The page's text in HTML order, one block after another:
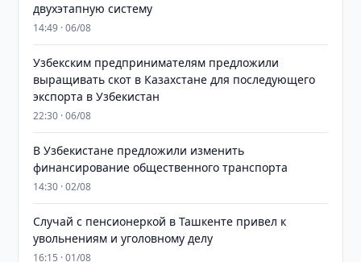
двухэтапную систему
14:49 · 06/08
Узбекским предпринимателям предложили
выращивать скот в Казахстане для последующего
экспорта в Узбекистан
22:30 · 06/08
В Узбекистане предложили изменить
финансирование общественного транспорта
14:30 · 02/08
Случай с пенсионеркой в Ташкенте привел к
увольнениям и уголовному делу
16:15 · 01/08